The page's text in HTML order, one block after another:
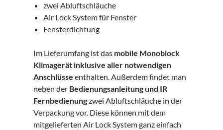
zwei Abluftschläuche
Air Lock System für Fenster
Fensterdichtung
Im Lieferumfang ist das mobile Monoblock
Klimagerät inklusive aller notwendigen
Anschlüsse enthalten. Außerdem findet man
neben der Bedienungsanleitung und IR
Fernbedienungzwei Abluftschläuche in der
Verpackung vor. Diese können mit dem
mitgelieferten Air Lock System ganz einfach